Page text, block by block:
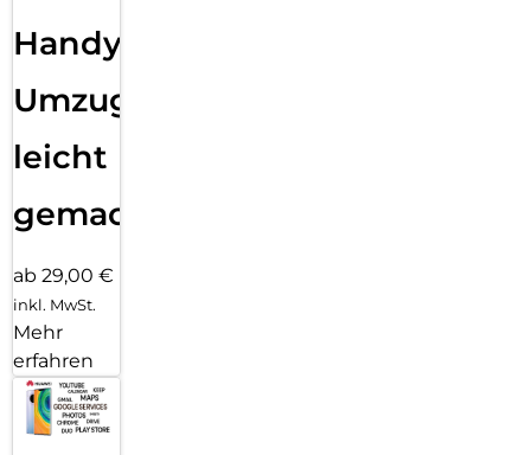
Handy
Umzug
leicht
gemacht!
ab 29,00 €
inkl. MwSt.
Mehr
erfahren